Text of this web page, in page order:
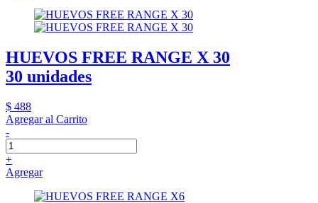
HUEVOS FREE RANGE X 30
30 unidades
$ 488
Agregar al Carrito
-
+
Agregar